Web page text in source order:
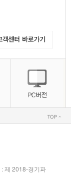
제 2018-경기파